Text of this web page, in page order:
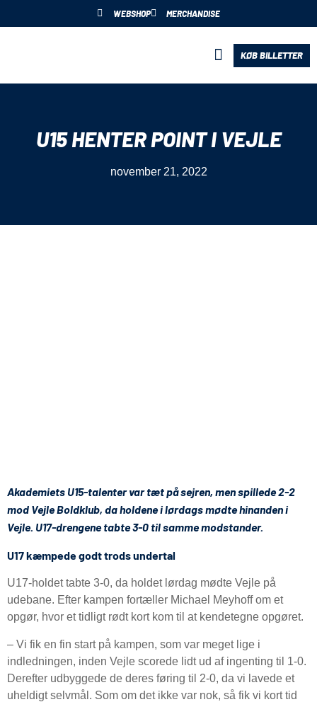
WEBSHOP MERCHANDISE
KØB BILLETTER
U15 HENTER POINT I VEJLE
november 21, 2022
Akademiets U15-talenter var tæt på sejren, men spillede 2-2
mod Vejle Boldklub, da holdene i lørdags mødte hinanden i
Vejle. U17-drengene tabte 3-0 til samme modstander.
U17 kæmpede godt trods undertal
U17-holdet tabte 3-0, da holdet lørdag mødte Vejle på
udebane. Efter kampen fortæller Michael Meyhoff om et
opgør, hvor et tidligt rødt kort kom til at kendetegne opgøret.
– Vi fik en fin start på kampen, som var meget lige i
indledningen, inden Vejle scorede lidt ud af ingenting til 1-0.
Derefter udbyggede de deres føring til 2-0, da vi lavede et
uheldigt selvmål. Som om det ikke var nok, så fik vi kort tid